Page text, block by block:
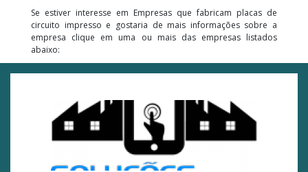
Se estiver interesse em Empresas que fabricam placas de
circuito impresso e gostaria de mais informações sobre a
empresa clique em uma ou mais das empresas listados
abaixo: